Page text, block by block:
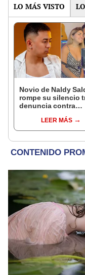
LO MÁS VISTO
Novio de Naldy
rompe su silencio
denuncia contra
Luz: "Tiene todo mi
apoyo"
LEER MÁS